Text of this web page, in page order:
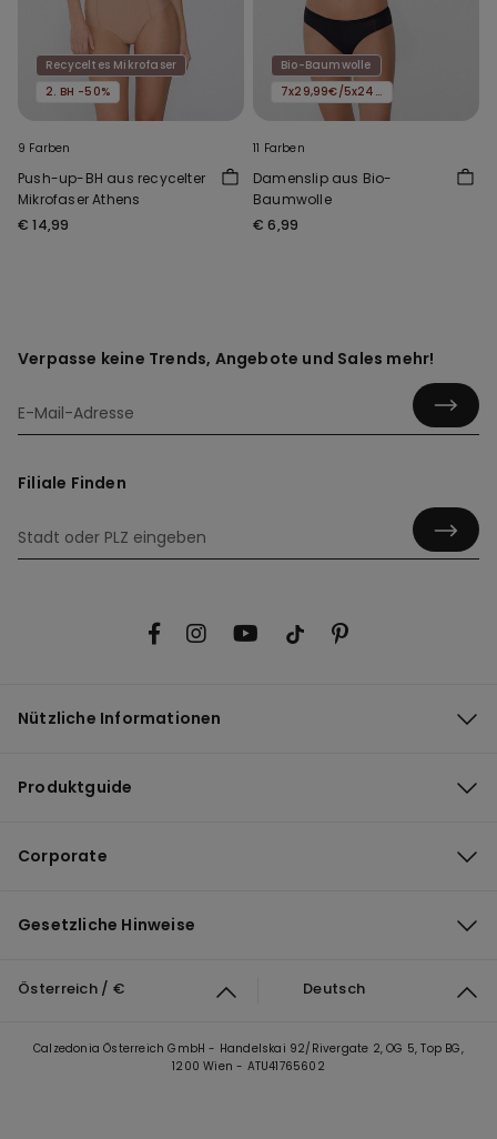
Recyceltes Mikrofaser
2. BH -50%
9 Farben
Push-up-BH aus recycelter
Mikrofaser Athens
€ 14,99
Bio-Baumwolle
7x29,99€/5x24,99€/3x16,99€
11 Farben
Damenslip aus Bio-
Baumwolle
€ 6,99
Verpasse keine Trends, Angebote und Sales mehr!
Filiale Finden
Nützliche Informationen
Produktguide
Corporate
Gesetzliche Hinweise
Österreich / € Deutsch
Calzedonia Österreich GmbH - Handelskai 92/Rivergate 2, OG 5, Top BG,
1200 Wien - ATU41765602